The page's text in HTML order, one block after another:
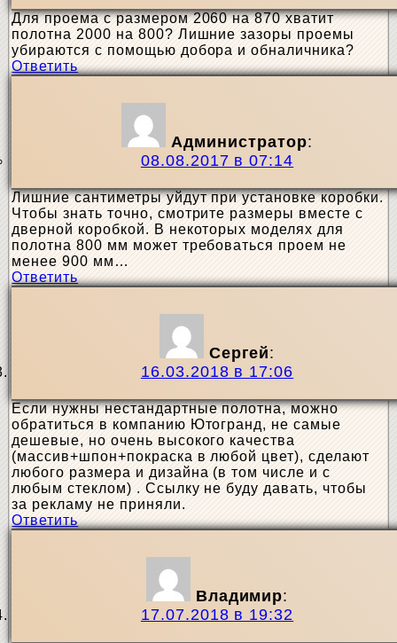
Для проема с размером 2060 на 870 хватит
полотна 2000 на 800? Лишние зазоры проемы
убираются с помощью добора и обналичника?
Ответить
Администратор:
08.08.2017 в 07:14
Лишние сантиметры уйдут при установке коробки.
Чтобы знать точно, смотрите размеры вместе с
дверной коробкой. В некоторых моделях для
полотна 800 мм может требоваться проем не
менее 900 мм…
Ответить
Сергей:
16.03.2018 в 17:06
Если нужны нестандартные полотна, можно
обратиться в компанию Ютогранд, не самые
дешевые, но очень высокого качества
(массив+шпон+покраска в любой цвет), сделают
любого размера и дизайна (в том числе и с
любым стеклом) . Ссылку не буду давать, чтобы
за рекламу не приняли.
Ответить
Владимир:
17.07.2018 в 19:32